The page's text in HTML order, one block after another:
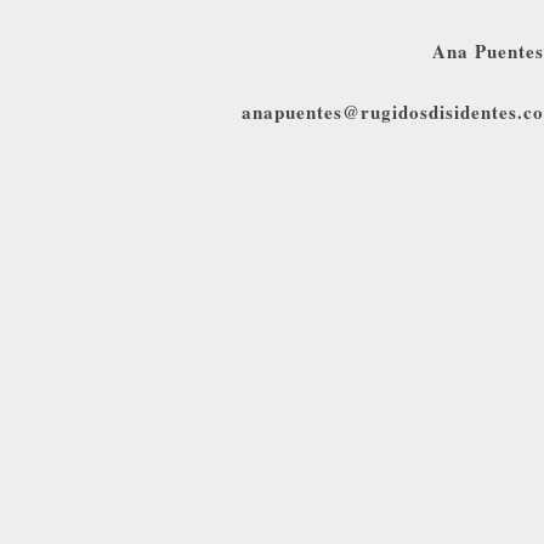
Ana Puentes
anapuentes@rugidosdisidentes.co